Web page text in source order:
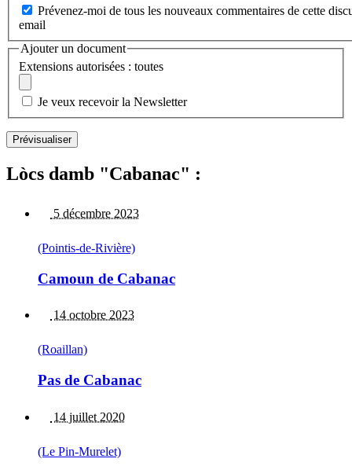
Prévenez-moi de tous les nouveaux commentaires de cette
email
Ajouter un document
Extensions autorisées : toutes
Je veux recevoir la Newsletter
Lòcs damb "Cabanac" :
5 décembre 2023
(Pointis-de-Rivière)
Camoun de Cabanac
14 octobre 2023
(Roaillan)
Pas de Cabanac
14 juillet 2020
(Le Pin-Murelet)